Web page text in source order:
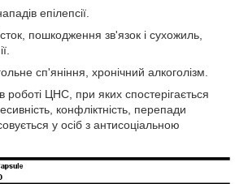
епілепсії.
пошкодження зв'язок і сухожиль,
сп'яніння, хронічний алкоголізм.
ЦНС, при яких спостерігається
конфліктність, перепади
у осіб з антисоціальною